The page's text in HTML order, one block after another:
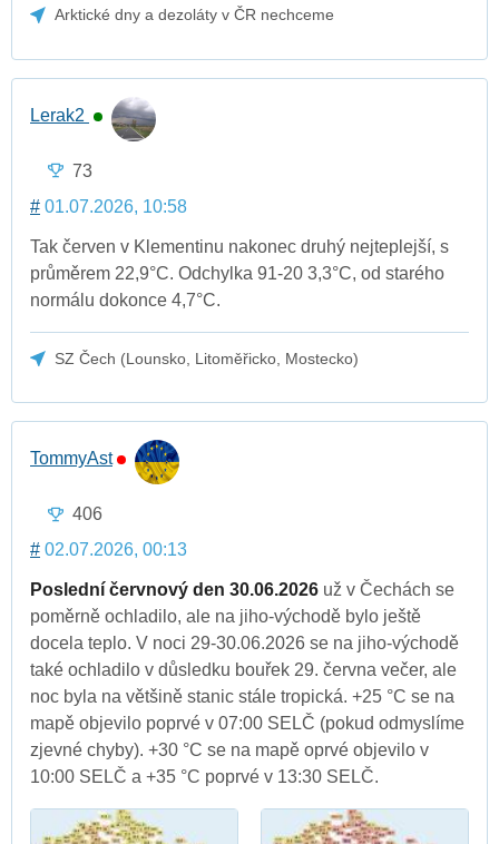
Arktické dny a dezoláty v ČR nechceme
Lerak2
73
# 01.07.2026, 10:58
Tak červen v Klementinu nakonec druhý nejteplejší, s
průměrem 22,9°C. Odchylka 91-20 3,3°C, od starého
normálu dokonce 4,7°C.
SZ Čech (Lounsko, Litoměřicko, Mostecko)
TommyAst
406
# 02.07.2026, 00:13
Poslední červnový den 30.06.2026 už v Čechách se
poměrně ochladilo, ale na jiho-východě bylo ještě
docela teplo. V noci 29-30.06.2026 se na jiho-východě
také ochladilo v důsledku bouřek 29. června večer, ale
noc byla na většině stanic stále tropická. +25 °C se na
mapě objevilo poprvé v 07:00 SELČ (pokud odmyslíme
zjevné chyby). +30 °C se na mapě oprvé objevilo v
10:00 SELČ a +35 °C poprvé v 13:30 SELČ.